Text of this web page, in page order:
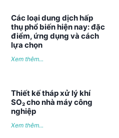
Các loại dung dịch hấp
thụ phổ biến hiện nay: đặc
điểm, ứng dụng và cách
lựa chọn
Xem thêm...
Thiết kế tháp xử lý khí
SO₂ cho nhà máy công
nghiệp
Xem thêm...